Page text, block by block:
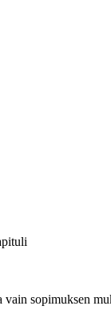
sopimuksen